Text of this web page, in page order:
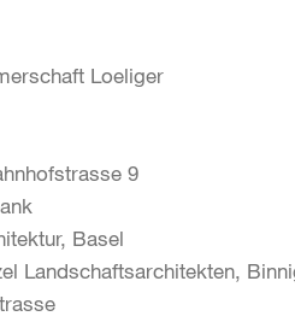
Loeliger
9
Basel
Landschaftsarchitekten,